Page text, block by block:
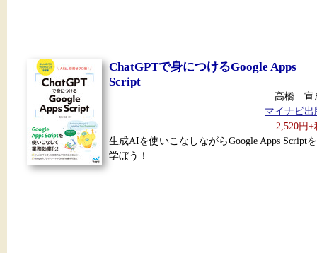
ChatGPTで身につけるGoogle Apps
Script
高橋 宣
マイナビ出
2,520円+
生成AIを使いこなしながらGoogle Apps Scriptを
学ぼう！